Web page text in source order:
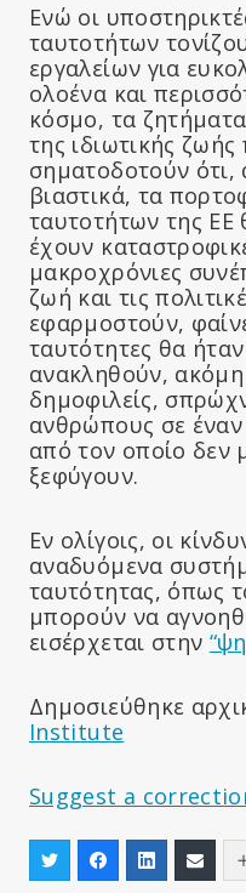
Ενώ οι
ταυτοτήτων
εργαλείων για
ολοένα και
κόσμο, τα
της ιδιωτικής
σηματοδοτούν
βιαστικά, τα
ταυτοτήτων της ΕΕ
έχουν
μακροχρόνιες
ζωή και τις
εφαρμοστούν,
ταυτότητες θα
ανακληθούν, ακόμη
δημοφιλείς,
ανθρώπους σε έναν
από τον οποίο δεν
ξεφύγουν.
Εν ολίγοις, οι
αναδυόμενα
ταυτότητας, όπως
μπορούν να
εισέρχεται στην
Δημοσιεύθηκε
Institute
Suggest a